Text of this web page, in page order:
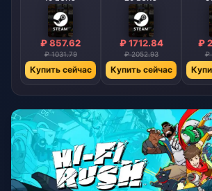
₽ 857.62
₽ 1031.79
Купить сейчас
₽ 1712.84
₽ 2052.93
Купить сейчас
₽
₽